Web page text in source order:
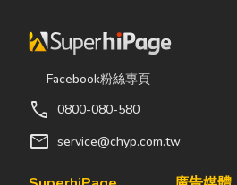
台菜餐廳更能
展現台東的人
情味與飲食文
庭聚餐、朋友
聚會、公司聚
團體用餐，都
什麼補什麼」
換來員工抱怨
辦公室空間設
Facebook粉絲專頁
call 0800-080-580
mail service@chyp.com.tw